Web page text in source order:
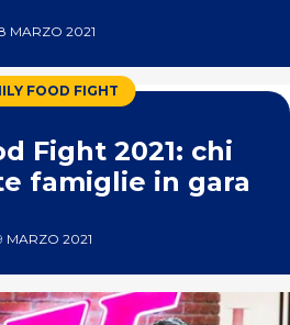
MARZO 2021
FOOD FIGHT
Fight 2021: chi
famiglie in gara
MARZO 2021